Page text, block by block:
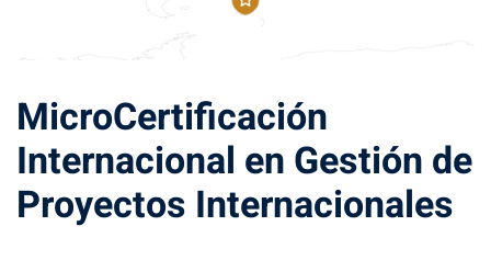
FAQs
MicroCertificación
Internacional en Gestión de
Proyectos Internacionales